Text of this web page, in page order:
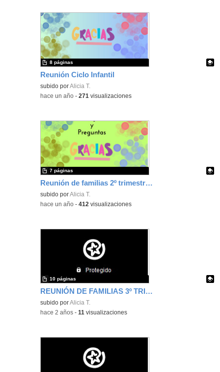
Reunión Ciclo Infantil
Contenido educativo.
subido porAlicia T.
8 páginas
-hace un año -271 visualizaciones
Reunión de familias 2º trimestre (14-01-25)
Contenido educativo.
subido porAlicia T.
7 páginas
-hace un año -412 visualizaciones
REUNIÓN DE FAMILIAS 3º TRIMESTRE
Contenido educativo.
subido porAlicia T.
10 páginas
-hace 2 años -11 visualizaciones